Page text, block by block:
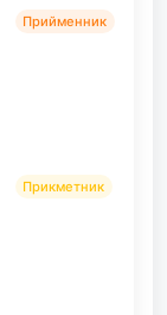
Прийменник
Прикметник